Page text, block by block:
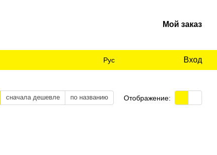
Мой заказ
Рус Вход
сначала дешевле по названию Отображение: